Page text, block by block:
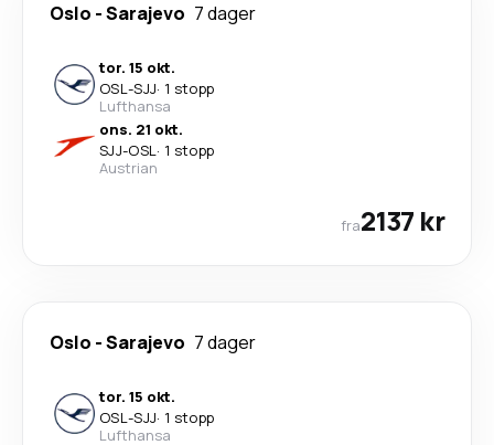
Oslo -Sarajevo 7 dager
tor. 15 okt.
OSL-SJJ· 1 stopp
Lufthansa
ons. 21 okt.
SJJ-OSL· 1 stopp
Austrian
fra2137 kr
Oslo -Sarajevo 7 dager
tor. 15 okt.
OSL-SJJ· 1 stopp
Lufthansa